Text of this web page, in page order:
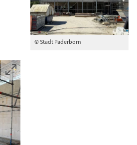
© Stadt Paderborn